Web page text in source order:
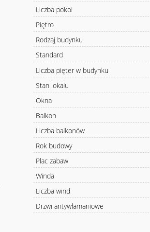
Liczba pokoi
Piętro
Rodzaj budynku
Standard
Liczba pięter w budynku
Stan lokalu
Okna
Balkon
Liczba balkonów
Rok budowy
Plac zabaw
Winda
Liczba wind
Drzwi antywłamaniowe